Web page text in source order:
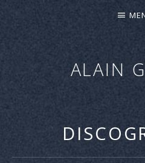
ALAIN
ALBUM